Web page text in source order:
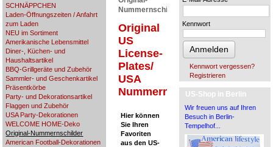
SCHNÄPPCHEN
Laden-Öffnungszeiten / Anfahrt
zum Laden
NEU im Sortiment
Amerikanische Lebensmittel
Diner-, Küchen- und
Haushaltsartikel
BBQ-Grillgeräte und Zubehör
Sammler- und Geschenkartikel
Präsentkörbe
Party- und Dekorationsartikel
Flaggen und Zubehör
USA Party-Dekorationen
WELCOME HOME-Deko
Original-Nummernschilder
American Football-Dekorationen
Kennwort
Anmelden
Kennwort vergessen?
Registrieren
US-Shop in Berlin
Wir freuen uns auf Ihren
Besuch in Berlin-
Tempelhof...
Nummernschilder
Original
US
License-
Plates/
USA
Nummernschilder
Hier können
Sie Ihren
Favoriten
aus den US-